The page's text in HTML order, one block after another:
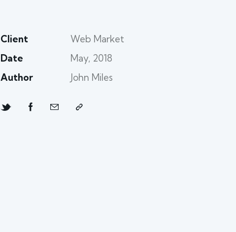
Client
Web Market
Date
May, 2018
Author
John Miles